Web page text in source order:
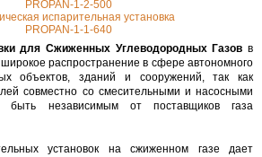
для Сжиженных Углеводородных Газов в
распространение в сфере автономного
объектов, зданий и сооружений, так как
совместно со смесительными и насосными
быть независимым от поставщиков газа
установок на сжиженном газе дает